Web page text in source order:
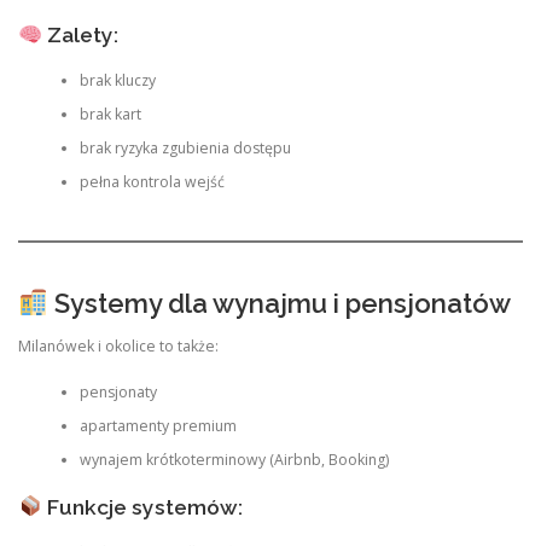
Zalety:
brak kluczy
brak kart
brak ryzyka zgubienia dostępu
pełna kontrola wejść
Systemy dla wynajmu i pensjonatów
Milanówek i okolice to także:
pensjonaty
apartamenty premium
wynajem krótkoterminowy (Airbnb, Booking)
Funkcje systemów: